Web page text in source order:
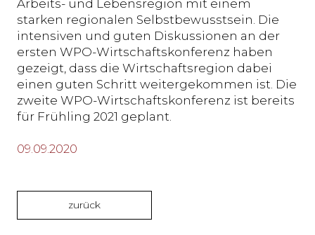
Arbeits- und Lebensregion mit einem
starken regionalen Selbstbewusstsein. Die
intensiven und guten Diskussionen an der
ersten WPO-Wirtschaftskonferenz haben
gezeigt, dass die Wirtschaftsregion dabei
einen guten Schritt weitergekommen ist. Die
zweite WPO-Wirtschaftskonferenz ist bereits
für Frühling 2021 geplant.
09.09.2020
zurück